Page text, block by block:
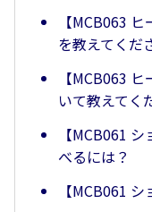
【MCB063
を教えてくだ
【MCB063
いて教えてく
【MCB061
べるには？
【MCB061